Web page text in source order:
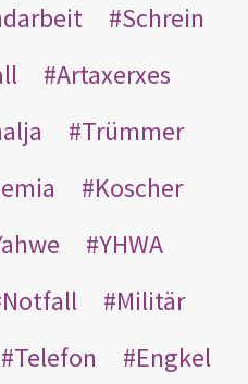
Schrein
Artaxerxes
Trümmer
Koscher
YHWA
Notfall
Militär
Telefon
Engkel